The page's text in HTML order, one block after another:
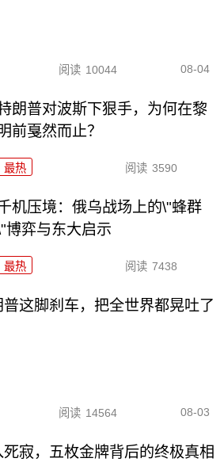
阅读 10044 08-04
朗普对波斯下狠手，为何在黎
前戛然而止？
最热 阅读 3590
机压境：俄乌战场上的\"蜂群
博弈与东大启示
最热 阅读 7438
这脚刹车，把全世界都晃吐了
阅读 14564 08-03
寂，五枚金牌背后的终极真相